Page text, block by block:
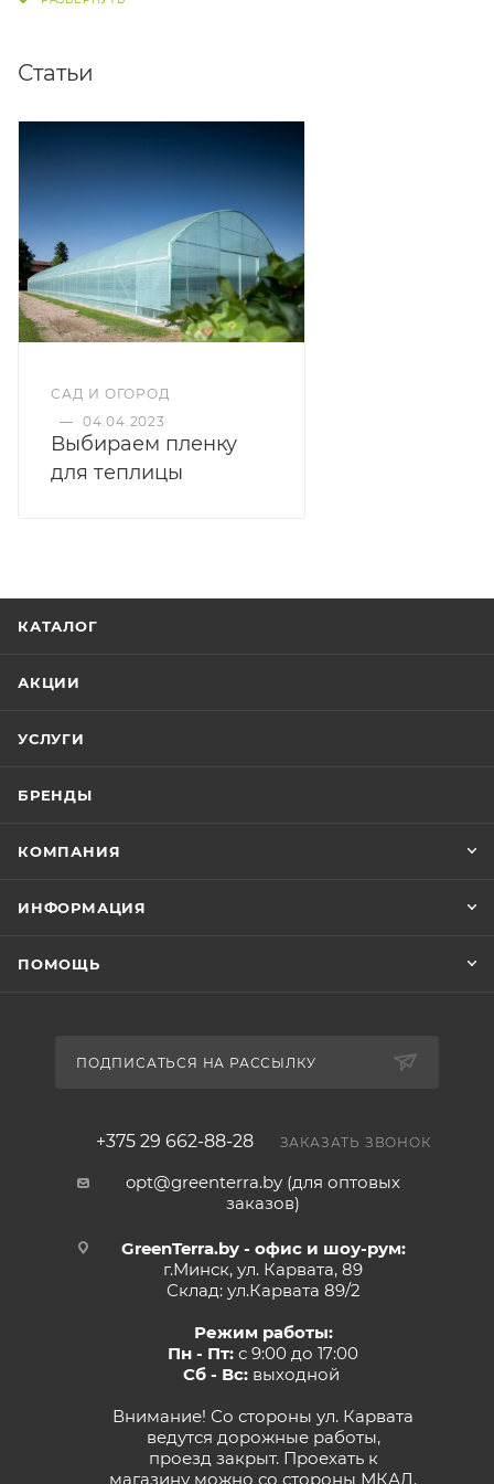
непосредственного соприкосновения с
Статьи
САД И ОГОРОД
— 04.04.2023
Выбираем пленку
для теплицы
КАТАЛОГ
АКЦИИ
УСЛУГИ
БРЕНДЫ
КОМПАНИЯ
ИНФОРМАЦИЯ
ПОМОЩЬ
ПОДПИСАТЬСЯ НА РАССЫЛКУ
+375 29 662-88-28 ЗАКАЗАТЬ ЗВОНОК
opt@greenterra.by (для оптовых
заказов)
GreenTerra.by - офис и шоу-рум:
г.Минск, ул. Карвата, 89
Склад: ул.Карвата 89/2
Режим работы:
Пн - Пт: с 9:00 до 17:00
Сб - Вс:выходной
Внимание! Со стороны ул. Карвата
ведутся дорожные работы,
проезд закрыт. Проехать к
магазину можно со стороны МКАД.